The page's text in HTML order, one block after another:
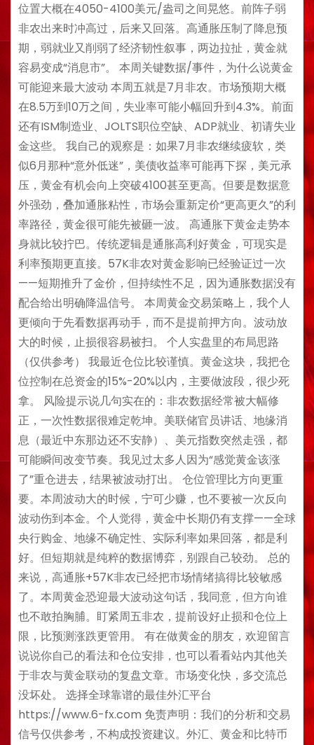
位置大概在4050-4100美元/盎司之间晃悠。前阵子弱
非农出来时冲高过，后来又回落。高通胀压制了降息预
期，弱就业又削弱了经济韧性叙事，两边拉扯，黄金就
容易变成“消息市”。 本周关键数据/事件，为什么说黄金
可能迎来最大波动 本周五就是7月非农。市场预期大概
在8.5万到10万之间，失业率可能小幅回升到4.3%。前面
还有ISM制造业、JOLTS职位空缺、ADP就业、初请失业
金这些。 我自己的观察是：如果7月非农继续疲软，类
似6月那种“意外低迷”，美债收益率可能再下探，美元承
压，黄金有机会向上突破4100甚至更高。但要是数据意
外强劲，叠加通胀粘性，市场会重新定价“更高更久”的利
率路径，黄金很可能先被砸一波。 高通胀下黄金走势本
身就比较拧巴。传统逻辑是通胀高利好黄金，可现实是
利率预期更直接。57K非农对黄金影响已经验证过一次
——短期推升了金价，但持续性不足，因为通胀数据没有
配合给出明确降温信号。 本周黄金交易策略上，我个人
更倾向于先看数据再动手，而不是提前押方向。波动放
大的时候，止损很容易被扫。 个人实盘里的布局思路
（仅供参考） 我最近仓位比较谨慎。黄金这块，我把仓
位控制在总资金的15%-20%以内，主要做波段，很少死
拿。 风险提示说几句实在的：非农数据经常被大幅修
正，一次性数据很难定乾坤。美联储官员讲话、地缘消
息（最近中东那边还不安静）、美元指数突然走强，都
可能瞬间改变节奏。我见过太多人因为“感觉黄金该涨
了”重仓进去，结果被波动打出。 仓位管理比方向更重
要。本周波动大的时候，宁可少赚，也不要被一次反向
波动伤到本金。个人觉得，黄金中长期仍有支撑——全球
央行购金、地缘不确定性、实际利率如果回落，都是利
好。但短期就是纯粹的数据博弈，别跟自己较劲。 总的
来说，高通胀+57K非农已经把市场情绪搞得比较敏感
了。本周黄金恐迎最大波动这句话，我同意，但方向谁
也不敢拍胸脯。盯紧周五非农，提前设好止损和仓位上
限，比预测涨跌更管用。 有在做黄金的朋友，欢迎留言
说说你自己的看法和仓位安排，也可以看看站内其他关
于非农与黄金联动的复盘文章。市场变化快，多交流总
没坏处。 选择全球靠谱的最佳外汇平台
https://www.6-fx.com 免责声明：我们的分析和交易
信号仅供参考，不构成投资建议。外汇、黄金和比特币